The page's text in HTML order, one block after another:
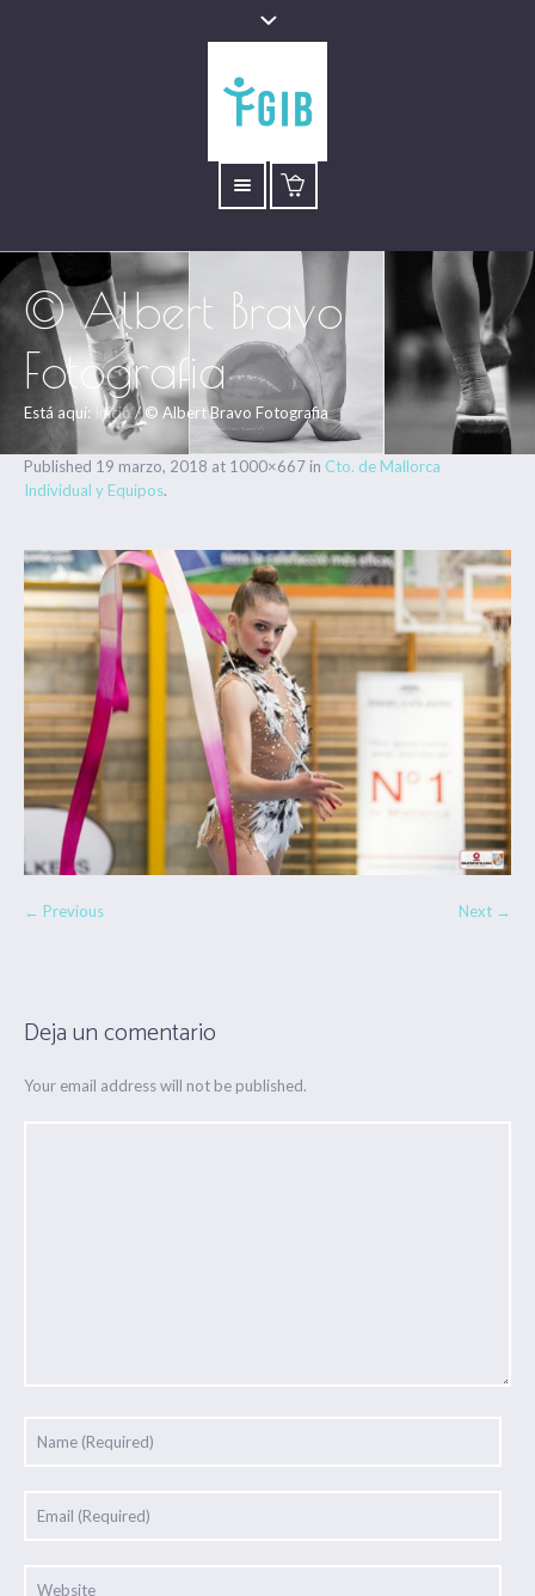
© Albert Bravo
Fotografia
Está aquí: Inicio/© Albert Bravo Fotografia
Published 19 marzo, 2018 at 1000×667 in Cto. de Mallorca
Individual y Equipos.
← Previous Next →
Deja un comentario
Your email address will not be published.